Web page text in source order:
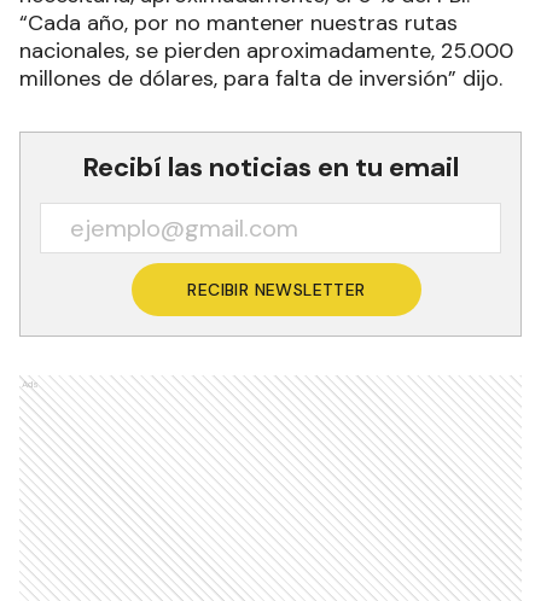
“Cada año, por no mantener nuestras rutas
nacionales, se pierden aproximadamente, 25.000
millones de dólares, para falta de inversión” dijo.
Recibí las noticias en tu email
RECIBIR NEWSLETTER
Ads